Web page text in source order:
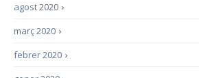
›
agost 2020
›
març 2020
›
febrer 2020